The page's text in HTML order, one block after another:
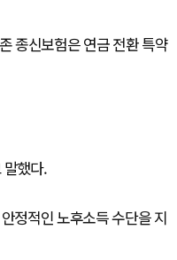
종신보험은 연금 전환 특약
했다.
정적인 노후소득 수단을 지